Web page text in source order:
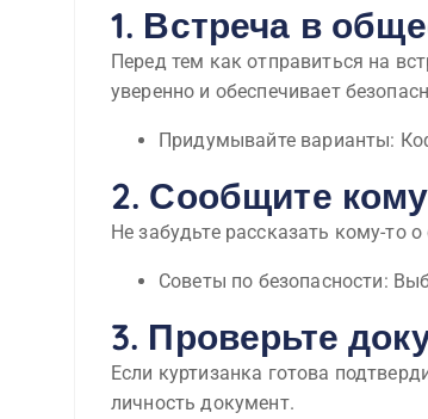
1. Встреча в
Перед тем как отправиться на
уверенно и обеспечивает
Придумывайте варианты:
2. Сообщите
Не забудьте рассказать кому-то
Советы по безопасности:
3. Проверьте
Если куртизанка готова
личность документ.